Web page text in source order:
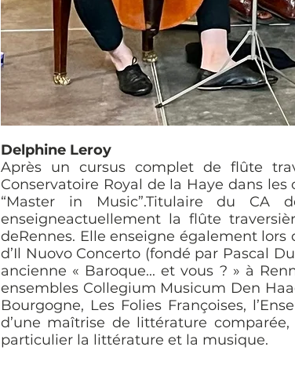
Delphine Leroy
Après un cursus complet de flûte
Conservatoire Royal de la Haye dans
“Master in Music”.Titulaire du CA
enseigneactuellement la flûte
deRennes. Elle enseigne également
d’Il Nuovo Concerto (fondé par Pascal
ancienne « Baroque... et vous ? » à
ensembles Collegium Musicum Den
Bourgogne, Les Folies Françoises,
d’une maîtrise de littérature
particulier la littérature et la musique.